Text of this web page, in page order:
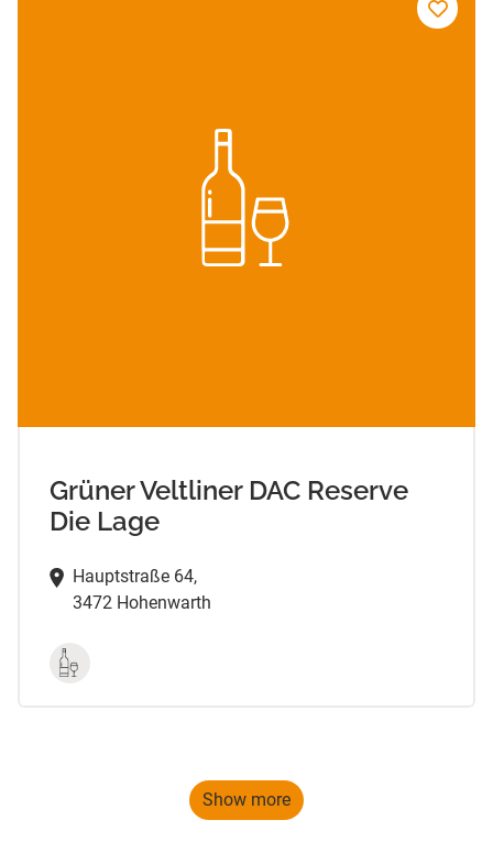
Grüner Veltliner DAC Reserve
Die Lage
Hauptstraße 64,
3472 Hohenwarth
Show more